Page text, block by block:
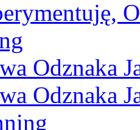
Odznaka
Odznaka